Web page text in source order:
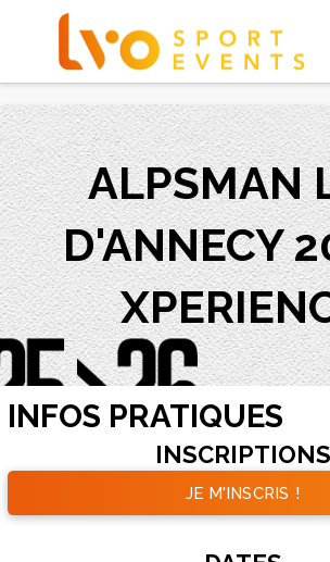
ALPSMAN
D'ANNECY
INFOS PRATIQUES
INSCRIPTIONS
JE M'INSCRIS !